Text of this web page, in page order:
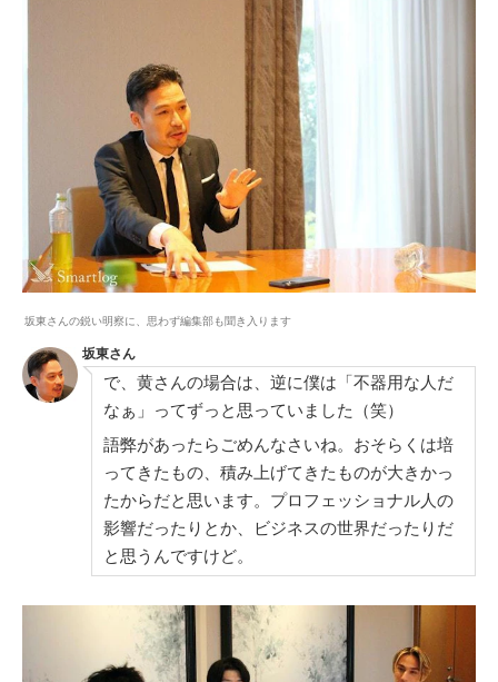
坂東さんの鋭い明察に、思わず編集部も聞き入ります
坂東さん
で、黄さんの場合は、逆に僕は「不器用な人だ
なぁ」ってずっと思っていました（笑）
語弊があったらごめんなさいね。おそらくは培
ってきたもの、積み上げてきたものが大きかっ
たからだと思います。プロフェッショナル人の
影響だったりとか、ビジネスの世界だったりだ
と思うんですけど。